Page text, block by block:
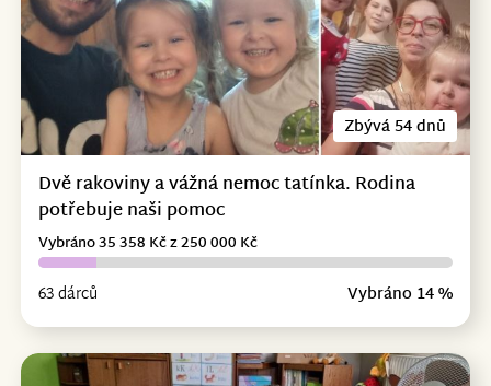
Zbývá 54 dnů
Dvě rakoviny a vážná nemoc tatínka. Rodina
potřebuje naši pomoc
63 dárců Vybráno 14 %
Vybráno 35 358 Kč z 250 000 Kč